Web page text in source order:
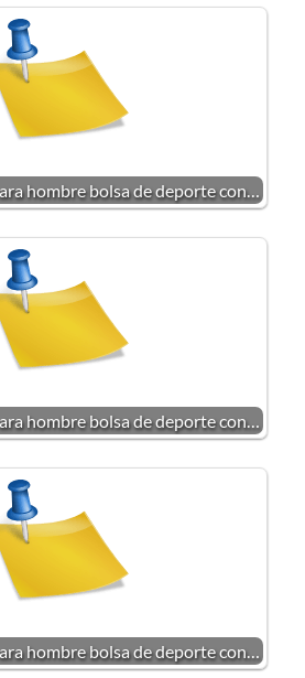
hombre bolsa de deporte con…
hombre bolsa de deporte con…
hombre bolsa de deporte con…